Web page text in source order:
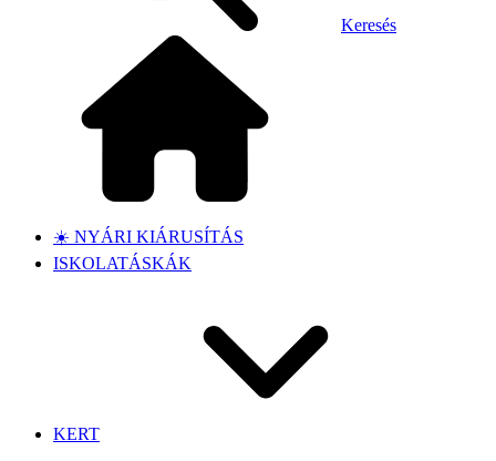
Keresés
☀️ NYÁRI KIÁRUSÍTÁS
ISKOLATÁSKÁK
KERT